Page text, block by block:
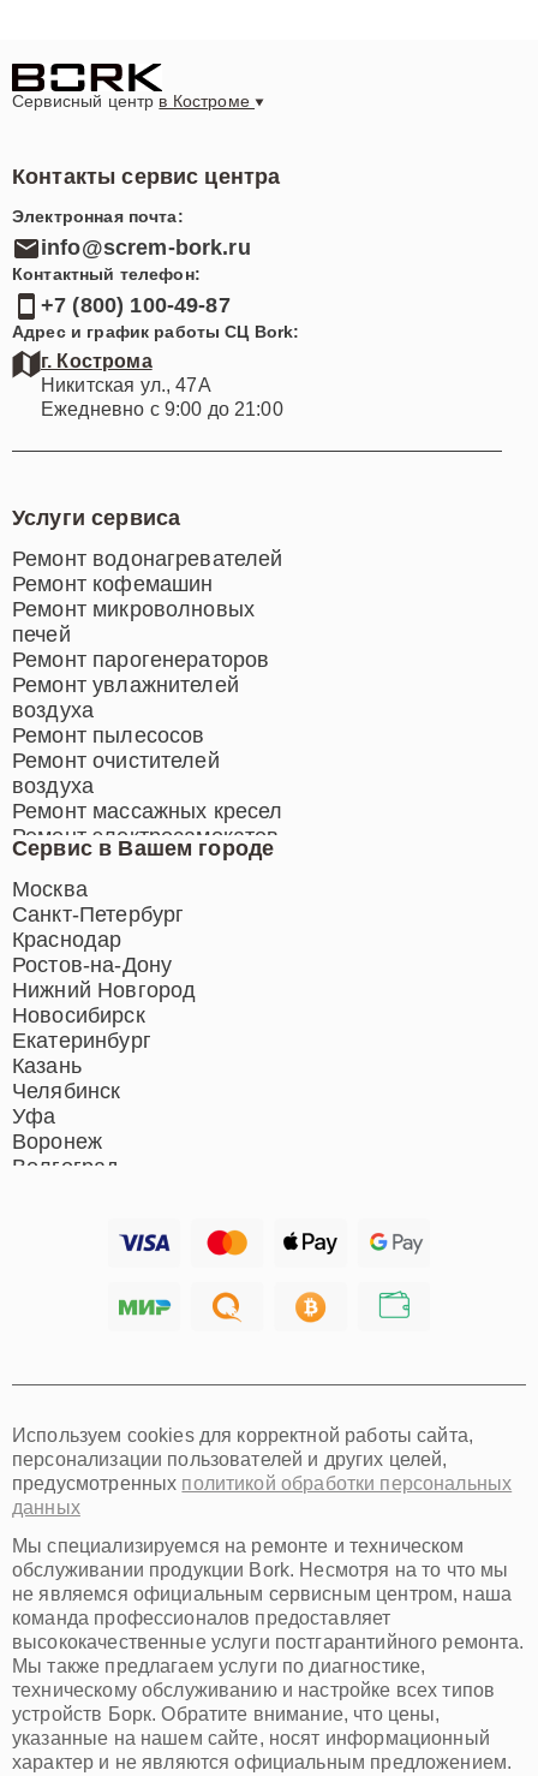
Сервисный центр в Костроме
Контакты сервис центра
Электронная почта:
info@screm-bork.ru
Контактный телефон:
+7 (800) 100-49-87
Адрес и график работы СЦ Bork:
г. Кострома
Никитская ул., 47А
Ежедневно с 9:00 до 21:00
Сервис в Вашем городе
Москва
Санкт-Петербург
Краснодар
Ростов-на-Дону
Нижний Новгород
Новосибирск
Екатеринбург
Казань
Челябинск
Уфа
Воронеж
Волгоград
Хабаровск
Иркутск
Омск
Красноярск
Пермь
Ульяновск
Киров
Архангельск
Астрахань
Белгород
Благовещенск
Брянск
Владивосток
Владикавказ
Владимир
Услуги сервиса
Ремонт водонагревателей
Ремонт кофемашин
Ремонт микроволновых
печей
Ремонт парогенераторов
Ремонт увлажнителей
воздуха
Ремонт пылесосов
Ремонт очистителей
воздуха
Ремонт массажных кресел
Ремонт электросамокатов
Ремонт индукционных плит
Ремонт роботов-пылесосов
Ремонт гладильных систем
Ремонт отпаривателей
Ремонт вертикальных
пылесосов
Используем cookies для корректной работы сайта,
персонализации пользователей и других целей,
предусмотренных политикой обработки персональных
данных
Мы специализируемся на ремонте и техническом
обслуживании продукции Bork. Несмотря на то что мы
не являемся официальным сервисным центром, наша
команда профессионалов предоставляет
высококачественные услуги постгарантийного ремонта.
Мы также предлагаем услуги по диагностике,
техническому обслуживанию и настройке всех типов
устройств Борк. Обратите внимание, что цены,
указанные на нашем сайте, носят информационный
характер и не являются официальным предложением.